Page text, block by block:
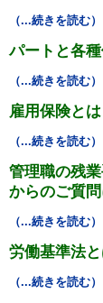
（...続きを読む）
パートと各
（...続きを読む）
雇用保険とは
（...続きを読む）
管理職の残
からのご質問
（...続きを読む）
労働基準法
（...続きを読む）